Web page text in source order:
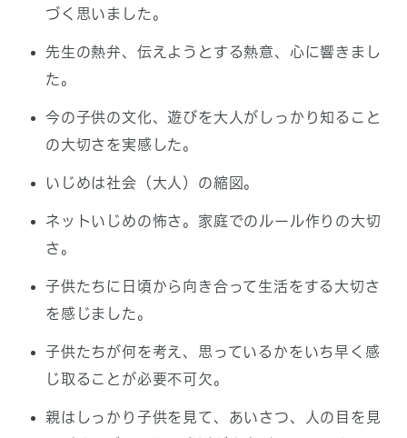
づく思いました。
先生の熱弁、伝えようとする熱意、心に響きまし
た。
今の子供の文化、遊びを大人がしっかり知ること
の大切さを実感した。
いじめは社会（大人）の縮図。
ネットいじめの怖さ。家庭でのルール作りの大切
さ。
子供たちに日頃から向き合って生活をする大切さ
を感じました。
子供たちが何を考え、思っているかをいち早く感
じ取ることが必要不可欠。
親はしっかり子供を見て、あいさつ、人の目を見